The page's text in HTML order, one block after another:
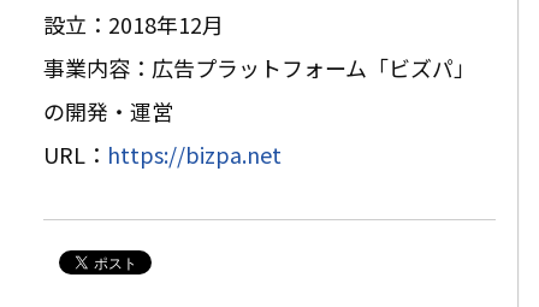
設立：2018年12月
事業内容：広告プラットフォーム「ビズパ」
の開発・運営
URL： https://bizpa.net